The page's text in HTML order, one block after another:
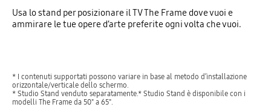
Usa lo stand per posizionare il TV The Frame dove vuoi e
ammirare le tue opere d’arte preferite ogni volta che vuoi.
* I contenuti supportati possono variare in base al metodo d’installazione
orizzontale/verticale dello schermo.
* Studio Stand venduto separatamente.* Studio Stand è disponibile con i
modelli The Frame da 50" a 65".